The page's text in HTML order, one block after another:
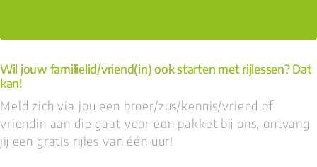
Wil jouw familielid/vriend(in) ook starten met rijlessen? Dat
kan!
Meld zich via jou een broer/zus/kennis/vriend of
vriendin aan die gaat voor een pakket bij ons, ontvang
jij een gratis rijles van één uur!